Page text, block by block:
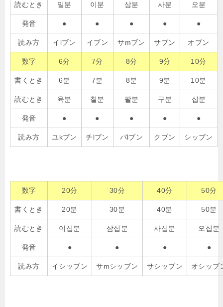
読むとき 일분 이분 삼분 사분 오분
発音 ● ● ● ● ●
読み方 イlブン イブン サmブン サブン オブン
数字 6分 7分 8分 9分 10分
書くとき 6분 7분 8분 9분 10분
読むとき 육분 칠분 팔분 구분 십분
発音 ● ● ● ● ●
読み方 ユkブン チlブン パlブン クブン シッブン
数字 20分 30分 40分 50分
書くとき 20분 30분 40분 50분
読むとき 이십분 삼십분 사십분 오십분
発音 ● ● ● ●
読み方 イシッブン サmシッブン サシッブン オシッブ